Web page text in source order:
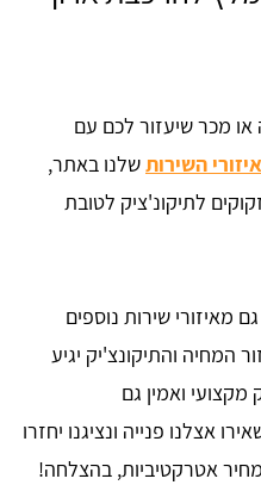
מכר שיעזור לכם עם
השירותשלנו באתר,
לתיקונ'ציק לטובת
מאיזורי שירות נוספים
המחיה והתיקונצ'יק יגיע
ואמין גם
אצלנו פנייה ונציגנו יחזרו
אטרקטיביות, בהצלחה!